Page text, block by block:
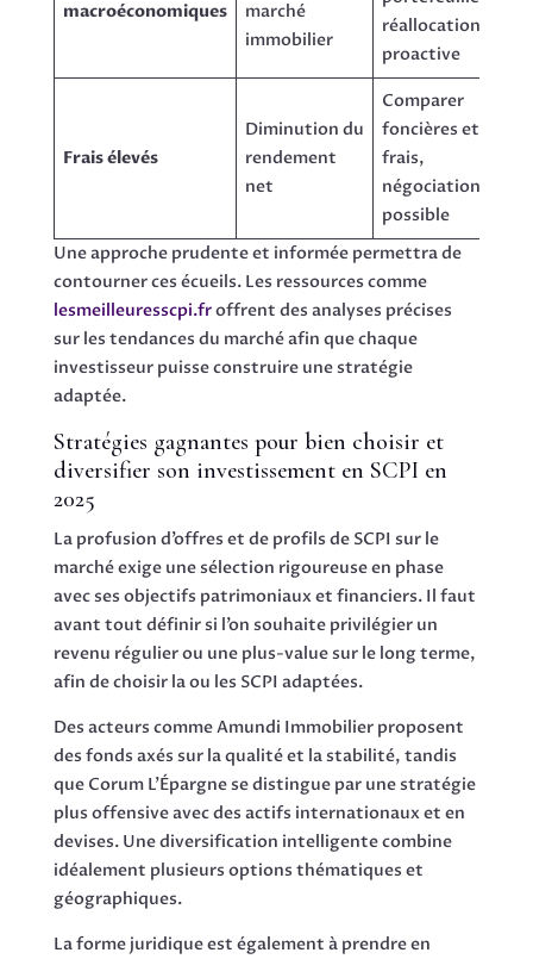
macroéconomiques
marché
immobilier
réallocation
proactive
Frais élevés
Diminution du
rendement
net
Comparer
foncières et
frais,
négociation
possible
Une approche prudente et informée permettra de
contourner ces écueils. Les ressources comme
lesmeilleuresscpi.froffrent des analyses précises
sur les tendances du marché afin que chaque
investisseur puisse construire une stratégie
adaptée.
Stratégies gagnantes pour bien choisir et
diversifier son investissement en SCPI en
2025
La profusion d’offres et de profils de SCPI sur le
marché exige une sélection rigoureuse en phase
avec ses objectifs patrimoniaux et financiers. Il faut
avant tout définir si l’on souhaite privilégier un
revenu régulier ou une plus-value sur le long terme,
afin de choisir la ou les SCPI adaptées.
Des acteurs comme Amundi Immobilier proposent
des fonds axés sur la qualité et la stabilité, tandis
que Corum L’Épargne se distingue par une stratégie
plus offensive avec des actifs internationaux et en
devises. Une diversification intelligente combine
idéalement plusieurs options thématiques et
géographiques.
La forme juridique est également à prendre en